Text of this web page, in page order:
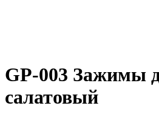
GP-003 Зажимы
салатовый